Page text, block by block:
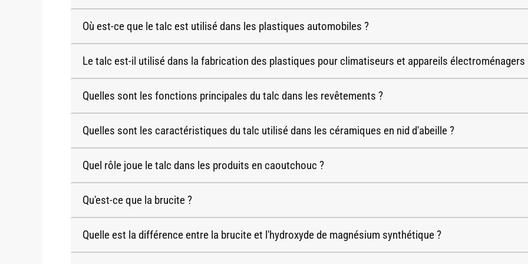
Où est-ce que le talc est utilisé dans les plastiques automobiles ?
Le talc est-il utilisé dans la fabrication des plastiques pour climatiseurs et appareils électroménagers
Quelles sont les fonctions principales du talc dans les revêtements ?
Quelles sont les caractéristiques du talc utilisé dans les céramiques en nid d'abeille ?
Quel rôle joue le talc dans les produits en caoutchouc ?
Qu'est-ce que la brucite ?
Quelle est la différence entre la brucite et l'hydroxyde de magnésium synthétique ?